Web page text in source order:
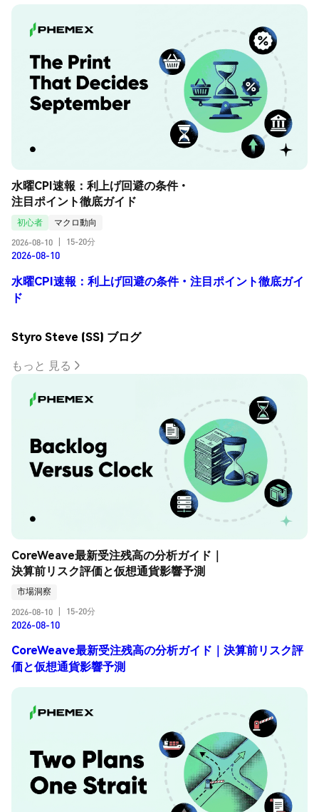
水曜CPI速報：利上げ回避の条件・
注目ポイント徹底ガイド
初心者
マクロ動向
2026-08-10
15-20分
2026-08-10
水曜CPI速報：利上げ回避の条件・注目ポイント徹底ガイ
ド
Styro Steve (SS) ブログ
もっと 見る
CoreWeave最新受注残高の分析ガイド｜
決算前リスク評価と仮想通貨影響予測
市場洞察
2026-08-10
15-20分
2026-08-10
CoreWeave最新受注残高の分析ガイド｜決算前リスク評
価と仮想通貨影響予測